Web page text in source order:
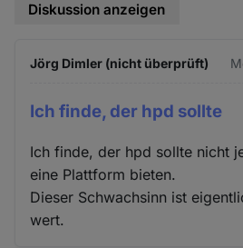
Diskussion anzeigen
Jörg Dimler (nicht überprüft)
Ich finde, der hpd sollte
Ich finde, der hpd sollte nicht
eine Plattform bieten.
Dieser Schwachsinn ist
wert.